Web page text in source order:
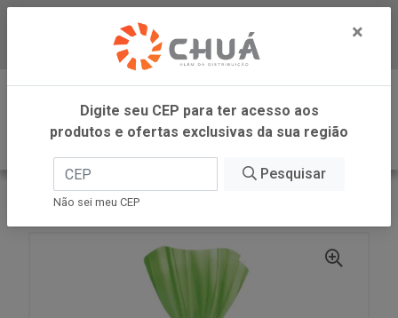
Baixe já nosso APP
0
INÍCIO PAO 7 GRAOS 350G SB
×
Digite seu CEP para ter acesso aos
produtos e ofertas exclusivas da sua região
Pesquisar
Não sei meu CEP